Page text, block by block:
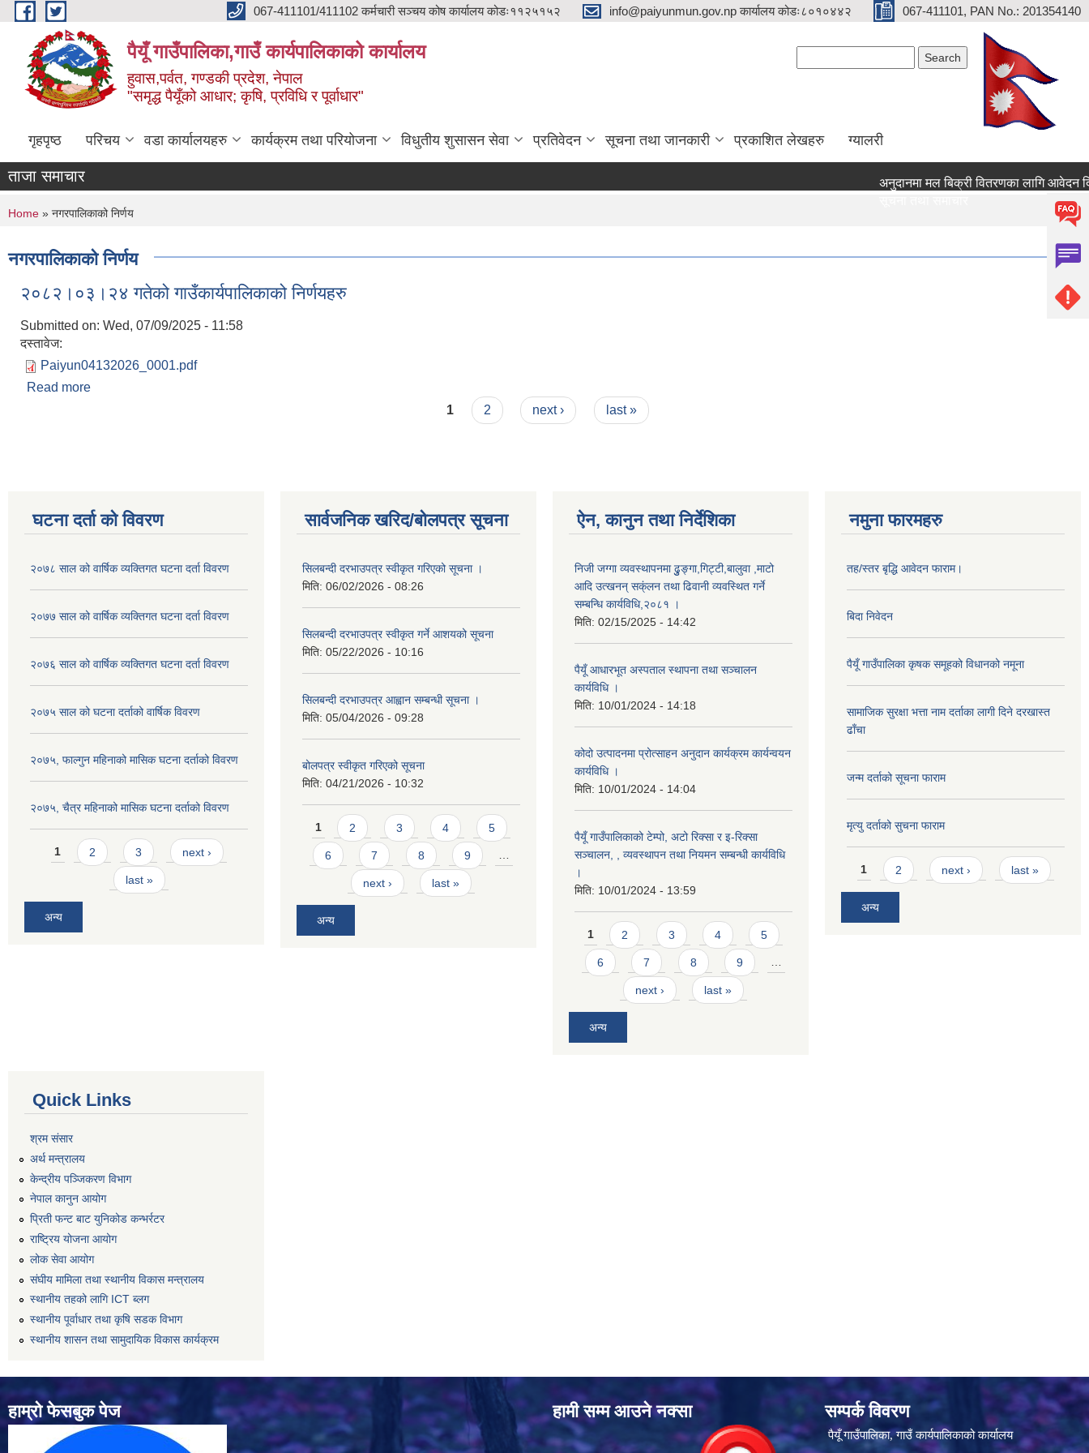
Skip to main content 067-411101/411102 कर्मचारी सञ्चय कोष कार्यालय कोडः११२५१५२ info@paiyunmun.gov.np कार्यालय कोडः८०१०४४२ 067-411101, PAN No.: 201354140
पैयूँ गाउँपालिका,गाउँ कार्यपालिकाको कार्यालय
हुवास,पर्वत, गण्डकी प्रदेश, नेपाल
"समृद्ध पैयूँको आधार; कृषि, प्रविधि र पूर्वाधार"
गृहपृष्ठ परिचय वडा कार्यालयहरु कार्यक्रम तथा परियोजना विधुतीय शुसासन सेवा प्रतिवेदन सूचना तथा जानकारी प्रकाशित लेखहरु ग्यालरी
ताजा समाचार
अनुदानमा मल बिक्री वितरणका लागि आवेदन दिने
You are here
Home » नगरपालिकाको निर्णय
नगरपालिकाको निर्णय
२०८२।०३।२४ गतेको गाउँकार्यपालिकाको निर्णयहरु
Submitted on: Wed, 07/09/2025 - 11:58
दस्तावेज:
Paiyun04132026_0001.pdf
Read more
1 2 next › last »
घटना दर्ता को विवरण
२०७८ साल को वार्षिक व्यक्तिगत घटना दर्ता विवरण
२०७७ साल को वार्षिक व्यक्तिगत घटना दर्ता विवरण
२०७६ साल को वार्षिक व्यक्तिगत घटना दर्ता विवरण
२०७५ साल को घटना दर्ताको वार्षिक विवरण
२०७५, फाल्गुन महिनाको मासिक घटना दर्ताको विवरण
२०७५, चैत्र महिनाको मासिक घटना दर्ताको विवरण
Pages
1 2 3 next ›
last »
अन्य
सार्वजनिक खरिद/बोलपत्र सूचना
सिलबन्दी दरभाउपत्र स्वीकृत गरिएको सूचना ।
मिति: 06/02/2026 - 08:26
सिलबन्दी दरभाउपत्र स्वीकृत गर्ने आशयको सूचना
मिति: 05/22/2026 - 10:16
सिलबन्दी दरभाउपत्र आह्वान सम्बन्धी सूचना ।
मिति: 05/04/2026 - 09:28
बोलपत्र स्वीकृत गरिएको सूचना
मिति: 04/21/2026 - 10:32
Pages
1 2 3 4 5
6 7 8 9 …
next › last »
अन्य
ऐन, कानुन तथा निर्देशिका
निजी जग्गा व्यवस्थापनमा ढुुङ्गा,गिट्टी,बालुवा ,माटो
आदि उत्खनन् सक्ंलन तथा ढिवानी व्यवस्थित गर्ने
सम्बन्धि कार्यविधि,२०८१ ।
मिति: 02/15/2025 - 14:42
पैयूँ आधारभूत अस्पताल स्थापना तथा सञ्चालन
कार्यविधि ।
मिति: 10/01/2024 - 14:18
कोदो उत्पादनमा प्रोत्साहन अनुदान कार्यक्रम कार्यन्वयन
कार्यविधि ।
मिति: 10/01/2024 - 14:04
पैयूँ गाउँपालिकाको टेम्पो, अटो रिक्सा र इ-रिक्सा
सञ्चालन, , व्यवस्थापन तथा नियमन सम्बन्धी कार्यविधि
।
मिति: 10/01/2024 - 13:59
Pages
1 2 3 4 5
6 7 8 9 …
next › last »
अन्य
नमुना फारमहरु
तह/स्तर बृद्धि आवेदन फाराम।
बिदा निवेदन
पैयूँ गाउँपालिका कृषक समूहको विधानको नमूना
सामाजिक सुरक्षा भत्ता नाम दर्ताका लागी दिने दरखास्त
ढाँचा
जन्म दर्ताको सूचना फाराम
मृत्यु दर्ताको सुचना फाराम
Pages
1 2 next › last »
अन्य
Quick Links
श्रम संसार
अर्थ मन्त्रालय
केन्द्रीय पञ्जिकरण विभाग
नेपाल कानुन आयोग
प्रिती फन्ट बाट युनिकोड कन्भर्रटर
राष्ट्रिय योजना आयोग
लोक सेवा आयोग
संघीय मामिला तथा स्थानीय विकास मन्त्रालय
स्थानीय तहको लागि ICT ब्लग
स्थानीय पूर्वाधार तथा कृषि सडक विभाग
स्थानीय शासन तथा सामुदायिक विकास कार्यक्रम
हाम्रो फेसबुक पेज हामी सम्म आउने नक्सा सम्पर्क विवरण
पैयूँ गाउँपालिका, गाउँ कार्यपालिकाको कार्यालय